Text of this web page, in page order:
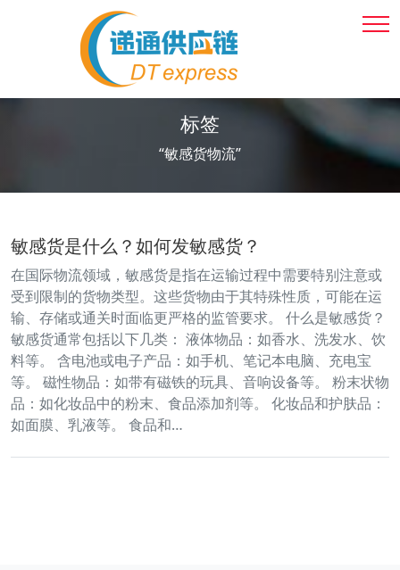
标签
“敏感货物流”
敏感货是什么？如何发敏感货？
在国际物流领域，敏感货是指在运输过程中需要特别注意或
受到限制的货物类型。这些货物由于其特殊性质，可能在运
输、存储或通关时面临更严格的监管要求。 什么是敏感货？
敏感货通常包括以下几类： 液体物品：如香水、洗发水、饮
料等。 含电池或电子产品：如手机、笔记本电脑、充电宝
等。 磁性物品：如带有磁铁的玩具、音响设备等。 粉末状物
品：如化妆品中的粉末、食品添加剂等。 化妆品和护肤品：
如面膜、乳液等。 食品和…